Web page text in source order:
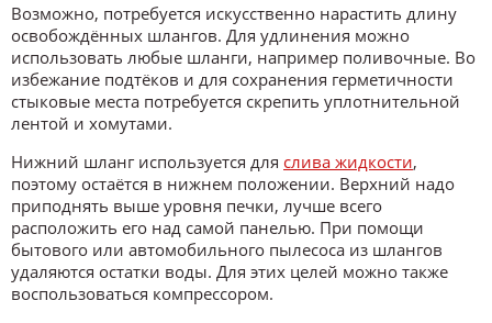
Возможно, потребуется искусственно нарастить длину
освобождённых шлангов. Для удлинения можно
использовать любые шланги, например поливочные. Во
избежание подтёков и для сохранения герметичности
стыковые места потребуется скрепить уплотнительной
лентой и хомутами.
Нижний шланг используется для слива жидкости,
поэтому остаётся в нижнем положении. Верхний надо
приподнять выше уровня печки, лучше всего
расположить его над самой панелью. При помощи
бытового или автомобильного пылесоса из шлангов
удаляются остатки воды. Для этих целей можно также
воспользоваться компрессором.